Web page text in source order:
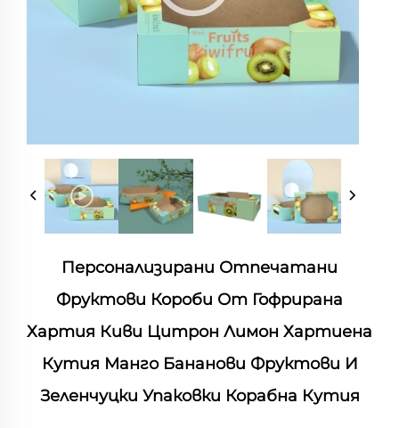
Персонализирани Отпечатани
Фруктови Короби От Гофрирана
Хартия Киви Цитрон Лимон Хартиена
Кутия Манго Бананови Фруктови И
Зеленчуцки Упаковки Корабна Кутия